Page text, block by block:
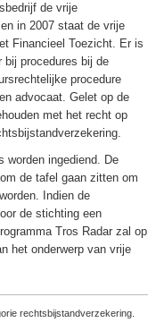
de vrije
in 2007 staat de vrije
Financieel Toezicht. Er is
bij procedures bij de
procedure
advocaat. Gelet op de
met het recht op
worden ingediend. De
de tafel gaan zitten om
Indien de
de stichting een
Tros Radar zal op
het onderwerp van vrije
rechtsbijstandverzekering.